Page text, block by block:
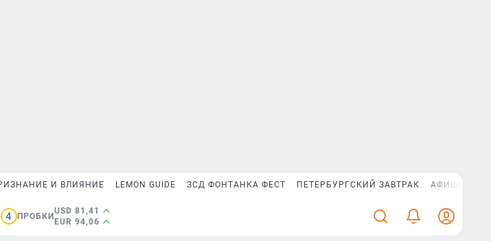
И ВЛИЯНИЕ LEMON GUIDE ЗСД ФОНТАНКА ФЕСТ ПЕТЕРБУРГСКИЙ ЗАВТРАК АФИША PLUS
4 ПРОБКИ
USD 81,41
EUR 94,06